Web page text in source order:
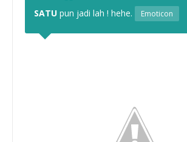
SATU pun jadi lah ! hehe. Emoticon